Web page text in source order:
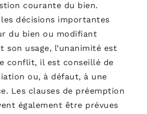
courante du bien.
décisions importantes
du bien ou modifiant
son usage, l’unanimité est
conflit, il est conseillé de
ou, à défaut, à une
Les clauses de préemption
également être prévues